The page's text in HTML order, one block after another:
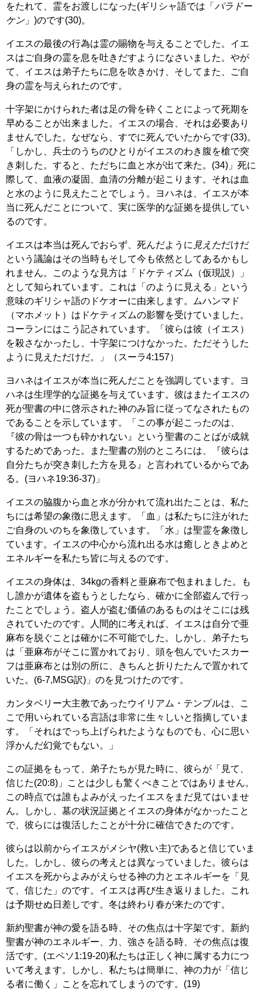
をたれて、霊をお渡しになった(ギリシャ語では「 パラドー
ケン」)のです(30)。
イエスの最後の行為は霊の賜物を与えることでした。イエ
スはご自身の霊を息を吐きだすようになさいました。やが
て、イエスは弟子たちに息を吹きかけ、そしてまた、ご自
身の霊を与えられたのです。
十字架にかけられた者は足の骨を砕くことによって死期を
早めることが出来ました。イエスの場合、それは必要あり
ませんでした。なぜなら、すでに死んでいたからです(33)。
「しかし、兵士のうちのひとりがイエスのわき腹を槍で突
き刺した。すると、ただちに血と水が出て来た。(34)」死に
際して、血液の凝固、血清の分離が起こります。それは血
と水のように見えたことでしょう。ヨハネは、イエスが本
当に死んだことについて、実に医学的な証拠を提供してい
るのです。
イエスは本当は死んでおらず、死んだように 見えただけだ
という議論はその当時もそして今も依然としてあるかもし
れません。このような見方は「ドケティズム（仮現説）」
として知られています。これは「のように見える」という
意味のギリシャ語のドケオーに由来します。ムハンマド
（マホメット）はドケティズムの影響を受けていました。
コーランにはこう記されています。「彼らは彼（イエス）
を殺さなかったし、十字架につけなかった。ただそうした
ように見えただけだ。」（スーラ4:157）
ヨハネはイエスが本当に死んだことを強調しています。ヨ
ハネは生理学的な証拠を与えています。彼はまたイエスの
死が聖書の中に啓示された神のみ旨に従ってなされたもの
であることを示しています。「この事が起こったのは、
『彼の骨は一つも砕かれない』という聖書のことばが成就
するためであった。また聖書の別のところには、『彼らは
自分たちが突き刺した方を見る』と言われているからであ
る。(ヨハネ19:36-37)」
イエスの脇腹から血と水が分かれて流れ出たことは、私た
ちには希望の象徴に思えます。「血」は私たちに注がれた
ご自身のいのちを象徴しています。「水」は聖霊を象徴し
ています。イエスの中心から流れ出る水は癒しときよめと
エネルギーを私たち皆に与えるのです。
イエスの身体は、34kgの香料と亜麻布で包まれました。も
し誰かが遺体を盗もうとしたなら、確かに全部盗んで行っ
たことでしょう。盗人が盗む価値のあるものはそこには残
されていたのです。人間的に考えれば、イエスは自分で亜
麻布を脱ぐことは確かに不可能でした。しかし、弟子たち
は「亜麻布がそこに置かれており、頭を包んでいたスカー
フは亜麻布とは別の所に、きちんと折りたたんで置かれて
いた。(6-7,MSG訳)」のを見つけたのです。
カンタベリー大主教であったウイリアム・テンプルは、こ
こで用いられている言語は非常に生々しいと指摘していま
す。「それはでっち上げられたようなものでも、心に思い
浮かんだ幻覚でもない。」
この証拠をもって、弟子たちが見た時に、彼らが「見て、
信じた(20:8)」ことは少しも驚くべきことではありません。
この時点では誰もよみがえったイエスをまだ見てはいませ
ん。しかし、墓の状況証拠とイエスの身体がなかったこと
で、彼らには復活したことが十分に確信できたのです。
彼らは以前からイエスがメシヤ(救い主)であると信じていま
した。しかし、彼らの考えとは異なっていました。彼らは
イエスを死からよみがえらせる神の力とエネルギーを「見
て、信じた」のです。イエスは再び生き返りました。これ
は予期せぬ日差しです。冬は終わり春が来たのです。
新約聖書が神の愛を語る時、その焦点は十字架です。新約
聖書が神のエネルギー、力、強さを語る時、その焦点は復
活です。(エペソ1:19-20)私たちは正しく神に属する力につ
いて考えます。しかし、私たちは簡単に、神の力が「信じ
る者に働く」ことを忘れてしまうのです。(19)